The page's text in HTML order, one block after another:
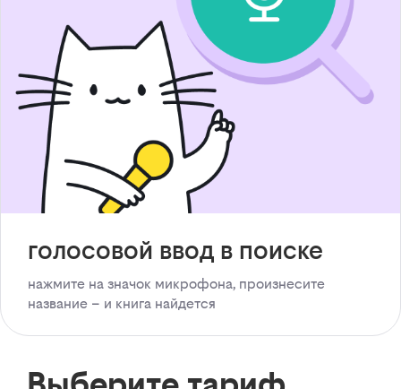
голосовой ввод в поиске
нажмите на значок микрофона, произнесите
название – и книга найдется